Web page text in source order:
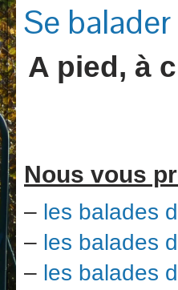
Se balader
A pied, à
Nous vous
– les balades
– les balades
– les balades